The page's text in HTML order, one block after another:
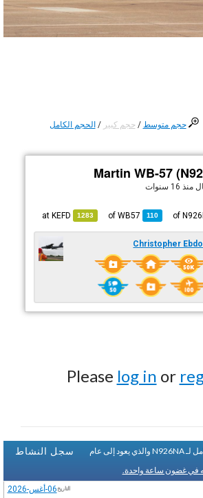
حجم متوسط / حجم كبير /الحجم الكامل
Martin WB-57
منذ 16 سنوات
110
WB57
1283
KEFD
Christopher
Please log in or
سجل النشاط
هل تريد البحث عن التاريخ الكامل لـ N926NA والذي يعود إلى عام
في غضون ساعة واحدة.
التاريخ06-أغس-2026